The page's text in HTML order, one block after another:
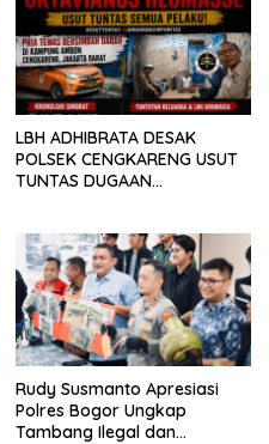
LBH ADHIBRATA DESAK
POLSEK CENGKARENG USUT
TUNTAS DUGAAN
Rudy Susmanto Apresiasi
Polres Bogor Ungkap
Tambang Ilegal dan